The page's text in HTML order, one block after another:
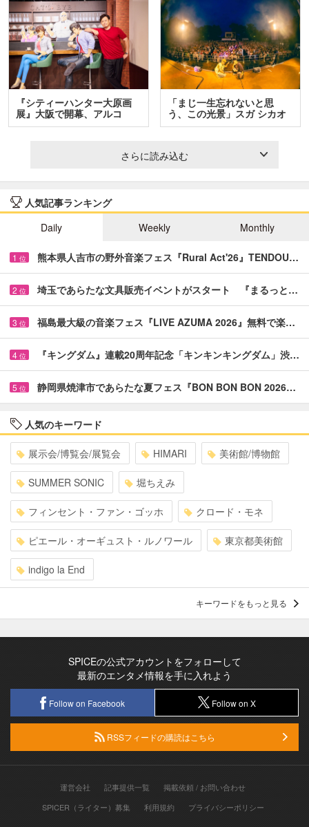
『シティーハンター大原画
展』大阪で開幕、アルコ
＆…
「まじ一生忘れないと思
う、この光景」スガ シカオ
と…
さらに読み込む
人気記事ランキング
Daily
Weekly Monthly
1 位 熊本県人吉市の野外音楽フェス『Rural Act'26』TENDOU…
2 位 埼玉であらたな文具販売イベントがスタート 『まるっと…
3 位 福島最大級の音楽フェス『LIVE AZUMA 2026』無料で楽…
4 位 『キングダム』連載20周年記念「キンキンキングダム」渋…
5 位 静岡県焼津市であらたな夏フェス『BON BON BON 2026…
人気のキーワード
展示会/博覧会/展覧会 HIMARI 美術館/博物館
SUMMER SONIC 堀ちえみ
フィンセント・ファン・ゴッホ クロード・モネ
ピエール・オーギュスト・ルノワール 東京都美術館
indigo la End
キーワードをもっと見る
SPICEの公式アカウントをフォローして
最新のエンタメ情報を手に入れよう
Follow on Facebook Follow on X
RSSフィードの購読はこちら
運営会社 記事提供一覧
掲載依頼 / お問い合わせ
SPICER（ライター）募集
利用規約 プライバシーポリシー